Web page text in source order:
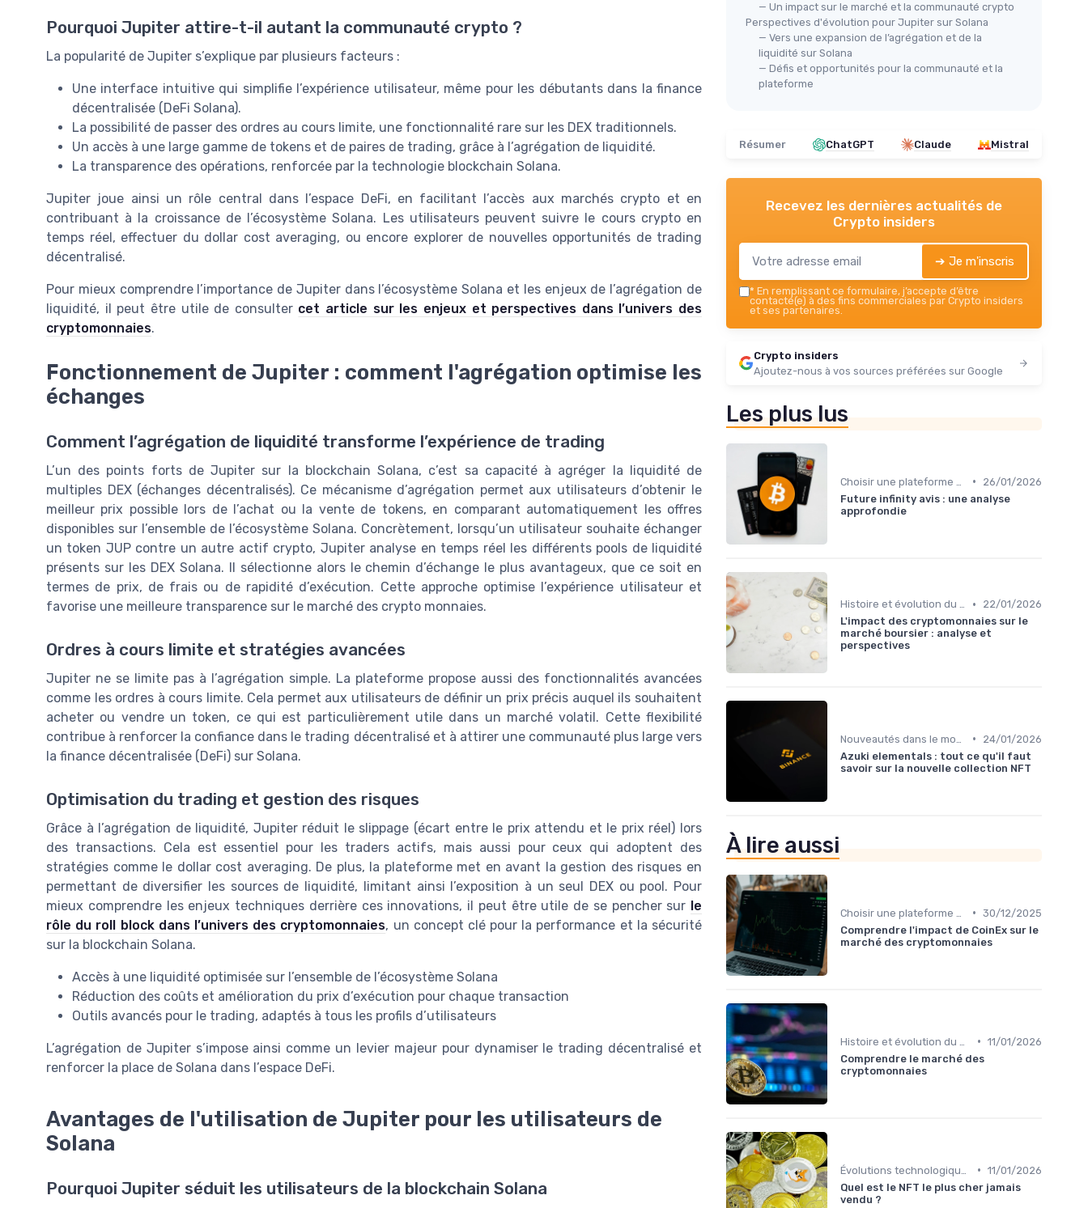
Pourquoi Jupiter attire-t-il autant la communauté crypto ?
La popularité de Jupiter s’explique par plusieurs facteurs :
Une interface intuitive qui simplifie l’expérience utilisateur, même pour les débutants dans la finance
décentralisée (DeFi Solana).
La possibilité de passer des ordres au cours limite, une fonctionnalité rare sur les DEX traditionnels.
Un accès à une large gamme de tokens et de paires de trading, grâce à l’agrégation de liquidité.
La transparence des opérations, renforcée par la technologie blockchain Solana.
Jupiter joue ainsi un rôle central dans l’espace DeFi, en facilitant l’accès aux marchés crypto et en
contribuant à la croissance de l’écosystème Solana. Les utilisateurs peuvent suivre le cours crypto en
temps réel, effectuer du dollar cost averaging, ou encore explorer de nouvelles opportunités de trading
décentralisé.
Pour mieux comprendre l’importance de Jupiter dans l’écosystème Solana et les enjeux de l’agrégation de
liquidité, il peut être utile de consulter cet article sur les enjeux et perspectives dans l’univers des
cryptomonnaies.
Fonctionnement de Jupiter : comment l'agrégation optimise les
échanges
Comment l’agrégation de liquidité transforme l’expérience de trading
L’un des points forts de Jupiter sur la blockchain Solana, c’est sa capacité à agréger la liquidité de
multiples DEX (échanges décentralisés). Ce mécanisme d’agrégation permet aux utilisateurs d’obtenir le
meilleur prix possible lors de l’achat ou la vente de tokens, en comparant automatiquement les offres
disponibles sur l’ensemble de l’écosystème Solana. Concrètement, lorsqu’un utilisateur souhaite échanger
un token JUP contre un autre actif crypto, Jupiter analyse en temps réel les différents pools de liquidité
présents sur les DEX Solana. Il sélectionne alors le chemin d’échange le plus avantageux, que ce soit en
termes de prix, de frais ou de rapidité d’exécution. Cette approche optimise l’expérience utilisateur et
favorise une meilleure transparence sur le marché des crypto monnaies.
Ordres à cours limite et stratégies avancées
Jupiter ne se limite pas à l’agrégation simple. La plateforme propose aussi des fonctionnalités avancées
comme les ordres à cours limite. Cela permet aux utilisateurs de définir un prix précis auquel ils souhaitent
acheter ou vendre un token, ce qui est particulièrement utile dans un marché volatil. Cette flexibilité
contribue à renforcer la confiance dans le trading décentralisé et à attirer une communauté plus large vers
la finance décentralisée (DeFi) sur Solana.
Optimisation du trading et gestion des risques
Grâce à l’agrégation de liquidité, Jupiter réduit le slippage (écart entre le prix attendu et le prix réel) lors
des transactions. Cela est essentiel pour les traders actifs, mais aussi pour ceux qui adoptent des
stratégies comme le dollar cost averaging. De plus, la plateforme met en avant la gestion des risques en
permettant de diversifier les sources de liquidité, limitant ainsi l’exposition à un seul DEX ou pool. Pour
mieux comprendre les enjeux techniques derrière ces innovations, il peut être utile de se pencher sur le
rôle du roll block dans l’univers des cryptomonnaies, un concept clé pour la performance et la sécurité
sur la blockchain Solana.
Accès à une liquidité optimisée sur l’ensemble de l’écosystème Solana
Réduction des coûts et amélioration du prix d’exécution pour chaque transaction
Outils avancés pour le trading, adaptés à tous les profils d’utilisateurs
L’agrégation de Jupiter s’impose ainsi comme un levier majeur pour dynamiser le trading décentralisé et
renforcer la place de Solana dans l’espace DeFi.
Avantages de l'utilisation de Jupiter pour les utilisateurs de
Solana
Pourquoi Jupiter séduit les utilisateurs de la blockchain Solana
— Un impact sur le marché et la communauté crypto
Perspectives d'évolution pour Jupiter sur Solana
— Vers une expansion de l’agrégation et de la
liquidité sur Solana
— Défis et opportunités pour la communauté et la
plateforme
Résumer ChatGPT Claude Mistral
Recevez les dernières actualités de
Crypto insiders
➔ Je m'inscris
* En remplissant ce formulaire, j’accepte d’être
contacté(e) à des fins commerciales par Crypto insiders
et ses partenaires.
Crypto insiders
Ajoutez-nous à vos sources préférées sur Google
Les plus lus
•
26/01/2026
Future infinity avis : une analyse
approfondie
Histoire et évolution du marché des cryptos •
22/01/2026
L'impact des cryptomonnaies sur le
marché boursier : analyse et
perspectives
•
24/01/2026
Azuki elementals : tout ce qu'il faut
savoir sur la nouvelle collection NFT
À lire aussi
• 30/12/2025
Comprendre l'impact de CoinEx sur le
marché des cryptomonnaies
• 11/01/2026
Comprendre le marché des
cryptomonnaies
• 11/01/2026
Quel est le NFT le plus cher jamais
vendu ?